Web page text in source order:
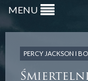
MENU
PERCY JACKSON I